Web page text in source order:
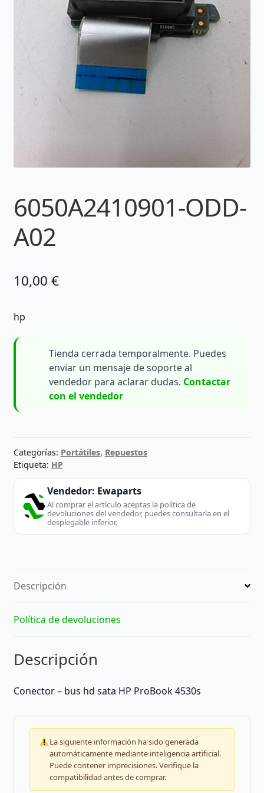
6050A2410901-ODD-
A02
10,00 €
hp
Tienda cerrada temporalmente. Puedes
enviar un mensaje de soporte al
vendedor para aclarar dudas. Contactar
con el vendedor
Categorías: Portátiles, Repuestos
Etiqueta: HP
Vendedor: Ewaparts
Al comprar el artículo aceptas la política de
devoluciones del vendedor, puedes consultarla en el
desplegable inferior.
Descripción
Política de devoluciones
Descripción
Conector – bus hd sata HP ProBook 4530s
La siguiente información ha sido generada
automáticamente mediante inteligencia artificial.
Puede contener imprecisiones. Verifique la
compatibilidad antes de comprar.